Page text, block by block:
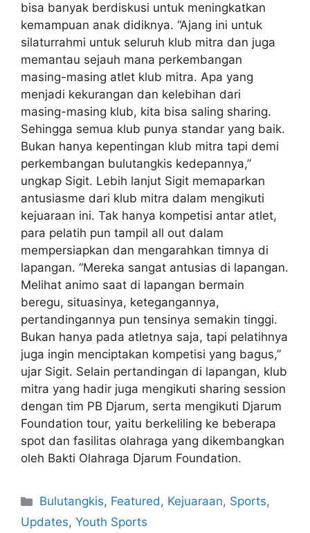
bisa banyak berdiskusi untuk meningkatkan
kemampuan anak didiknya. “Ajang ini untuk
silaturrahmi untuk seluruh klub mitra dan juga
memantau sejauh mana perkembangan
masing-masing atlet klub mitra. Apa yang
menjadi kekurangan dan kelebihan dari
masing-masing klub, kita bisa saling sharing.
Sehingga semua klub punya standar yang baik.
Bukan hanya kepentingan klub mitra tapi demi
perkembangan bulutangkis kedepannya,”
ungkap Sigit. Lebih lanjut Sigit memaparkan
antusiasme dari klub mitra dalam mengikuti
kejuaraan ini. Tak hanya kompetisi antar atlet,
para pelatih pun tampil all out dalam
mempersiapkan dan mengarahkan timnya di
lapangan. “Mereka sangat antusias di lapangan.
Melihat animo saat di lapangan bermain
beregu, situasinya, ketegangannya,
pertandingannya pun tensinya semakin tinggi.
Bukan hanya pada atletnya saja, tapi pelatihnya
juga ingin menciptakan kompetisi yang bagus,”
ujar Sigit. Selain pertandingan di lapangan, klub
mitra yang hadir juga mengikuti sharing session
dengan tim PB Djarum, serta mengikuti Djarum
Foundation tour, yaitu berkeliling ke beberapa
spot dan fasilitas olahraga yang dikembangkan
oleh Bakti Olahraga Djarum Foundation.
Bulutangkis, Featured, Kejuaraan, Sports,
Updates, Youth Sports